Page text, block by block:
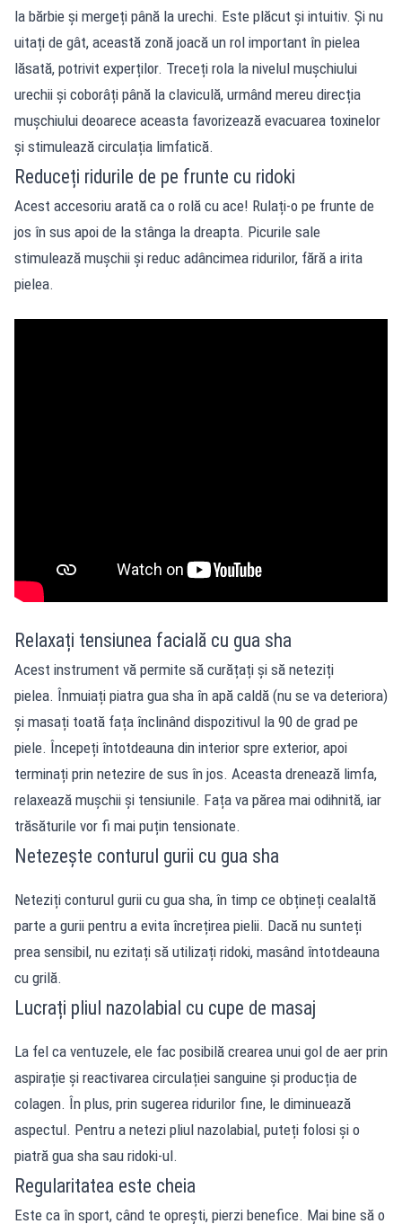
la bărbie și mergeți până la urechi. Este plăcut și intuitiv. Și nu
uitați de gât, această zonă joacă un rol important în pielea
lăsată, potrivit experților. Treceți rola la nivelul mușchiului
urechii și coborâți până la claviculă, urmând mereu direcția
mușchiului deoarece aceasta favorizează evacuarea toxinelor
și stimulează circulația limfatică.
Reduceți ridurile de pe frunte cu ridoki
Acest accesoriu arată ca o rolă cu ace! Rulați-o pe frunte de
jos în sus apoi de la stânga la dreapta. Picurile sale
stimulează mușchii și reduc adâncimea ridurilor, fără a irita
pielea.
Relaxați tensiunea facială cu gua sha
Acest instrument vă permite să curățați și să neteziți
pielea. Înmuiați piatra gua sha în apă caldă (nu se va deteriora)
și masați toată fața înclinând dispozitivul la 90 de grad pe
piele. Începeți întotdeauna din interior spre exterior, apoi
terminați prin netezire de sus în jos. Aceasta drenează limfa,
relaxează mușchii și tensiunile. Fața va părea mai odihnită, iar
trăsăturile vor fi mai puțin tensionate.
Netezește conturul gurii cu gua sha
Neteziți conturul gurii cu gua sha, în timp ce obțineți cealaltă
parte a gurii pentru a evita încrețirea pielii. Dacă nu sunteți
prea sensibil, nu ezitați să utilizați ridoki, masând întotdeauna
cu grilă.
Lucrați pliul nazolabial cu cupe de masaj
La fel ca ventuzele, ele fac posibilă crearea unui gol de aer prin
aspirație și reactivarea circulației sanguine și producția de
colagen. În plus, prin sugerea ridurilor fine, le diminuează
aspectul. Pentru a netezi pliul nazolabial, puteți folosi și o
piatră gua sha sau ridoki-ul.
Regularitatea este cheia
Este ca în sport, când te oprești, pierzi benefice. Mai bine să o